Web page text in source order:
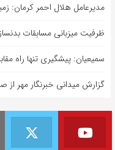
مدیرعامل هلال احمر کرمان: زمین لرزه ۴.۶ ریشتری گلباف
ظرفیت میزبانی مسابقات
سمیعیان: پیشگیری تنها راه
گزارش میدانی خبرنگار مهر از